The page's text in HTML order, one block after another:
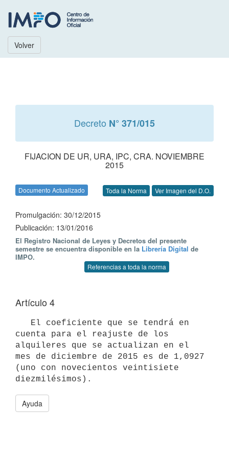
Volver
Decreto N° 371/015
FIJACION DE UR, URA, IPC, CRA. NOVIEMBRE
2015
Documento Actualizado Toda la Norma Ver Imagen del D.O.
Promulgación: 30/12/2015
Publicación: 13/01/2016
El Registro Nacional de Leyes y Decretos del presente
semestre se encuentra disponible en la Librería Digital de
IMPO.
Referencias a toda la norma
Artículo 4
cuenta para el reajuste de los
alquileres que se actualizan en el
mes de diciembre de 2015 es de 1,0927
(uno con novecientos veintisiete
Ayuda